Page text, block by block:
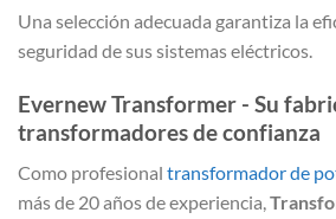
Una selección adecuada garantiza la
seguridad de sus sistemas eléctricos.
Evernew Transformer - Su
transformadores de confianza
Como profesional transformador de
más de 20 años de experiencia,